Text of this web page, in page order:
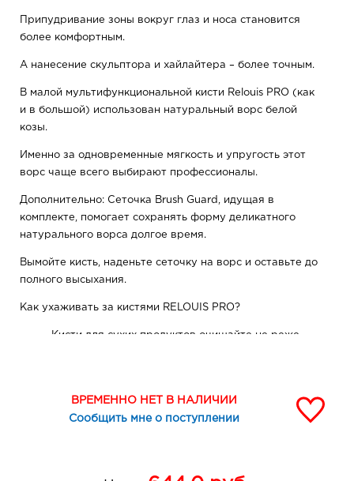
Припудривание зоны вокруг глаз и носа становится
более комфортным.
А нанесение скульптора и хайлайтера – более точным.
В малой мультифункциональной кисти Relouis PRO (как
и в большой) использован натуральный ворс белой
козы.
Именно за одновременные мягкость и упругость этот
ворс чаще всего выбирают профессионалы.
Дополнительно: Сеточка Brush Guard, идущая в
комплекте, помогает сохранять форму деликатного
натурального ворса долгое время.
Вымойте кисть, наденьте сеточку на ворс и оставьте до
полного высыхания.
Как ухаживать за кистями RELOUIS PRO?
Кисти для сухих продуктов очищайте не реже,
с тональным кремом) кисть следует очищать
после каждого применения.
ВРЕМЕННО НЕТ В НАЛИЧИИ
Сообщить мне о поступлении